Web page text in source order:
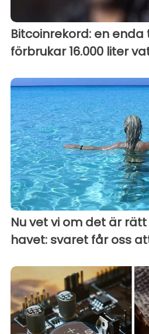
Bitcoinrekord: en
förbrukar 16.000 liter
Nu vet vi om det är
havet: svaret får oss